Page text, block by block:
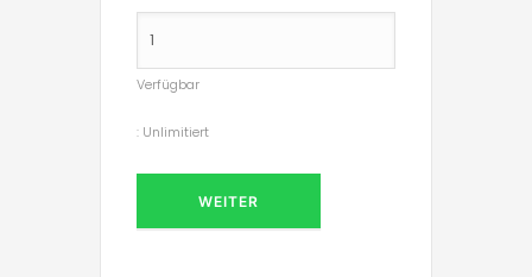
Verfügbar
: Unlimitiert
WEITER